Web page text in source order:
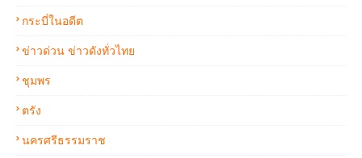
กระบี่ในอดีต
ข่าวด่วน ข่าวดังทั่วไทย
ชุมพร
ตรัง
นครศรีธรรมราช